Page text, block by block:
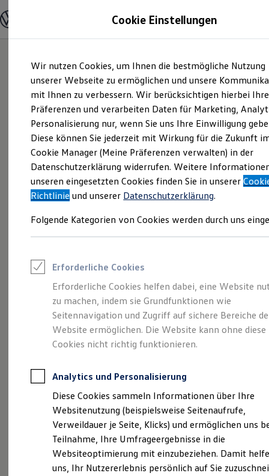
Hauptinhalt
springen
Footer
springen
Modelle und Konfigurator
Modelle vergleichen
Elektroautos
ENERGY Sondermodelle
Nutzfahrzeuge
SUV und CUV
Familienautos
Kombis
Kompaktwagen
Sportwagen
Schnell verfügbare Fahrzeuge
Angebote und Produkte
Aktuelle Angebote
E-Auto-Förderung
Volkswagen Marktplatz
Junge Gebrauchtwagen und Gebrauchtwagen
Saisonangebote
Leasing
Leasing-Angebote
Gebrauchtwagen Leasing
Junge Gebrauchtwagen-Leasing
Elektroauto Leasing
Kleinwagen-Leasing
Leasing ohne Anzahlung
Autokredit mit Schlussrate
Versicherungen und Garantien
Kfz-Versicherung
Restschuldversicherungen
Garantien
Wartungsverträge
Geschäftskunden
Professional Class bei Volkswagen
Großkunden
Behörden
Vielseitig, komfortabel,
leistungsstark. Der
Touran.
Cookie Einstellungen
Wir nutzen Cookies, um Ihnen die bestmögliche Nutzung
unserer Webseite zu ermöglichen und unsere
mit Ihnen zu verbessern. Wir berücksichtigen hierbei Ihre
Präferenzen und verarbeiten Daten für Marketing,
Personalisierung nur, wenn Sie uns Ihre Einwilligung
Diese können Sie jederzeit mit Wirkung für die Zukunft
Cookie Manager (Meine Präferenzen verwalten) in der
Datenschutzerklärung widerrufen. Weitere
unseren eingesetzten Cookies finden Sie in unserer
Richtlinie und unserer Datenschutzerklärung.
Folgende Kategorien von Cookies werden durch uns
Erforderliche Cookies
Erforderliche Cookies helfen dabei, eine Website
zu machen, indem sie Grundfunktionen wie
Seitennavigation und Zugriff auf sichere Bereiche
Website ermöglichen. Die Website kann ohne diese
Cookies nicht richtig funktionieren.
Analytics und Personalisierung
Diese Cookies sammeln Informationen über Ihre
Websitenutzung (beispielsweise Seitenaufrufe,
Verweildauer je Seite, Klicks) und ermöglichen uns
Teilnahme, Ihre Umfrageergebnisse in die
Websiteoptimierung mit einzubeziehen. Damit
uns, Ihr Nutzererlebnis persönlich auf Sie